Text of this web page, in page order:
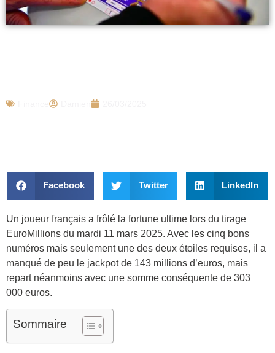
Facebook Twitter LinkedIn
Un joueur français a frôlé la fortune ultime lors du tirage
EuroMillions du mardi 11 mars 2025. Avec les cinq bons
numéros mais seulement une des deux étoiles requises, il a
manqué de peu le jackpot de 143 millions d’euros, mais
repart néanmoins avec une somme conséquente de 303
000 euros.
Sommaire